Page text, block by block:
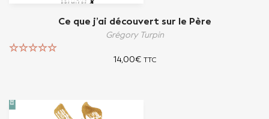
Ce que j’ai découvert sur le Père
Grégory Turpin
14,00€ TTC